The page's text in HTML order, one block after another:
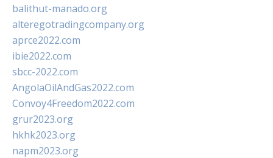
balithut-manado.org
alteregotradingcompany.org
aprce2022.com
ibie2022.com
sbcc-2022.com
AngolaOilAndGas2022.com
Convoy4Freedom2022.com
grur2023.org
hkhk2023.org
napm2023.org